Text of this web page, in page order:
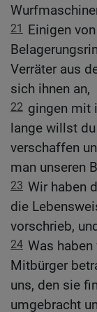
21
Einigen
Verräter aus
sich ihnen an,
22 gingen mit
lange willst
verschaffen
man unseren
23 Wir haben
die
vorschrieb,
24 Was haben
Mitbürger
uns, den sie
umgebracht